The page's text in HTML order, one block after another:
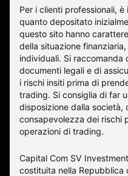
Per i clienti professionali,
quanto depositato
questo sito hanno
della situazione
individuali. Si
documenti legali e di
i rischi insiti prima di
trading. Si consiglia di far
disposizione dalla società,
consapevolezza dei rischi
operazioni di trading.
Capital Com SV
costituita nella Repubblica